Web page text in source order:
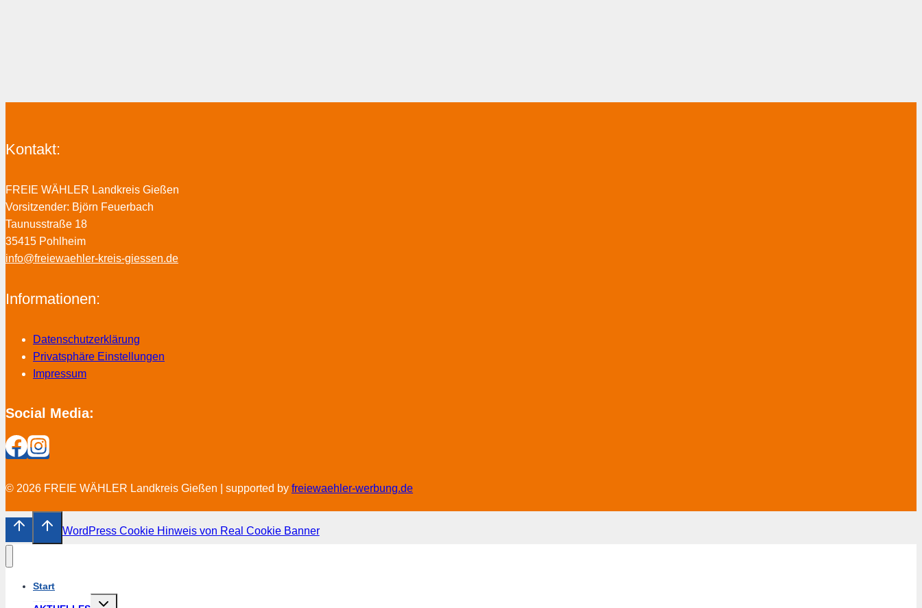
Kontakt:
FREIE WÄHLER Landkreis Gießen
Vorsitzender: Björn Feuerbach
Taunusstraße 18
35415 Pohlheim
info@freiewaehler-kreis-giessen.de
Informationen:
Datenschutzerklärung
Privatsphäre Einstellungen
Impressum
Social Media:
© 2026 FREIE WÄHLER Landkreis Gießen | supported by freiewaehler-werbung.de
WordPress Cookie Hinweis von Real Cookie Banner
Start
Untermenü